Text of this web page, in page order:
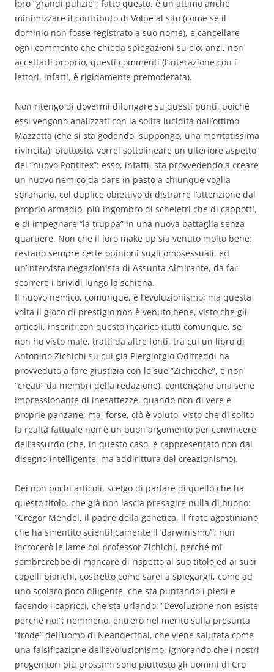
loro “grandi pulizie”; fatto questo, è un attimo anche
minimizzare il contributo di Volpe al sito (come se il
dominio non fosse registrato a suo nome), e cancellare
ogni commento che chieda spiegazioni su ciò; anzi, non
accettarli proprio, questi commenti (l’interazione con i
lettori, infatti, è rigidamente premoderata).
Non ritengo di dovermi dilungare su questi punti, poiché
essi vengono analizzati con la solita lucidità dall’ottimo
Mazzetta (che si sta godendo, suppongo, una meritatissima
rivincita); piuttosto, vorrei sottolineare un ulteriore aspetto
del “nuovo Pontifex”: esso, infatti, sta provvedendo a creare
un nuovo nemico da dare in pasto a chiunque voglia
sbranarlo, col duplice obiettivo di distrarre l’attenzione dal
proprio armadio, più ingombro di scheletri che di cappotti,
e di impegnare “la truppa” in una nuova battaglia senza
quartiere. Non che il loro make up sia venuto molto bene:
restano sempre certe opinioni sugli omosessuali, ed
un’intervista negazionista di Assunta Almirante, da far
scorrere i brividi lungo la schiena.
Il nuovo nemico, comunque, è l’evoluzionismo; ma questa
volta il gioco di prestigio non è venuto bene, visto che gli
articoli, inseriti con questo incarico (tutti comunque, se
non ho visto male, tratti da altre fonti, tra cui un libro di
Antonino Zichichi su cui già Piergiorgio Odifreddi ha
provveduto a fare giustizia con le sue “Zichicche”, e non
“creati” da membri della redazione), contengono una serie
impressionante di inesattezze, quando non di vere e
proprie panzane; ma, forse, ciò è voluto, visto che di solito
la realtà fattuale non è un buon argomento per convincere
dell’assurdo (che, in questo caso, è rappresentato non dal
disegno intelligente, ma addirittura dal creazionismo).
Dei non pochi articoli, scelgo di parlare di quello che ha
questo titolo, che già non lascia presagire nulla di buono:
“Gregor Mendel, il padre della genetica, il frate agostiniano
che ha smentito scientificamente il ‘darwinismo’”; non
incrocerò le lame col professor Zichichi, perché mi
sembrerebbe di mancare di rispetto al suo titolo ed ai suoi
capelli bianchi, costretto come sarei a spiegargli, come ad
uno scolaro poco diligente, che sta puntando i piedi e
facendo i capricci, che sta urlando: “L’evoluzione non esiste
perché no!”; nemmeno, entrerò nel merito sulla presunta
“frode” dell’uomo di Neanderthal, che viene salutata come
una falsificazione dell’evoluzionismo, ignorando che i nostri
progenitori più prossimi sono piuttosto gli uomini di Cro